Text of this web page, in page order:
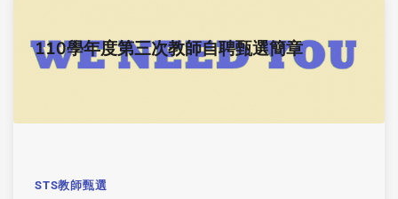
110學年度第三次教師自聘甄選簡章
STS教師甄選